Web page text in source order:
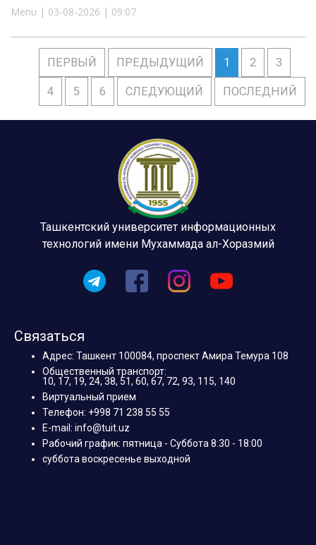
Menu | 03-08-2026 | 09:07
ПЕРВЫЙ ПРЕДЫДУЩИЙ 1 2 3
4 5 6 СЛЕДУЮЩИЙ ПОСЛЕДНИЙ
Ташкентский университет информационных
технологий имени Мухаммада ал-Хоразмий
Связаться
Адрес: Ташкент 100084, проспект Амира Темура 108
Общественный транспорт:
10, 17, 19, 24, 38, 51, 60, 67, 72, 93, 115, 140
Виртуальный прием
Телефон: +998 71 238 55 55
E-mail: info@tuit.uz
Рабочий график: пятница - Суббота 8:30 - 18:00
суббота воскресенье выходной